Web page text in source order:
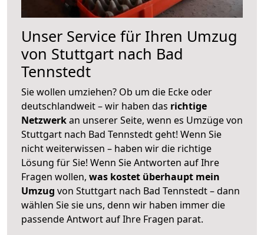
Unser Service für Ihren Umzug
von Stuttgart nach Bad
Tennstedt
Sie wollen umziehen? Ob um die Ecke oder
deutschlandweit – wir haben das richtige
Netzwerkan unserer Seite, wenn es Umzüge von
Stuttgart nach Bad Tennstedt geht! Wenn Sie
nicht weiterwissen – haben wir die richtige
Lösung für Sie! Wenn Sie Antworten auf Ihre
Fragen wollen, was kostet überhaupt mein
Umzug von Stuttgart nach Bad Tennstedt – dann
wählen Sie sie uns, denn wir haben immer die
passende Antwort auf Ihre Fragen parat.